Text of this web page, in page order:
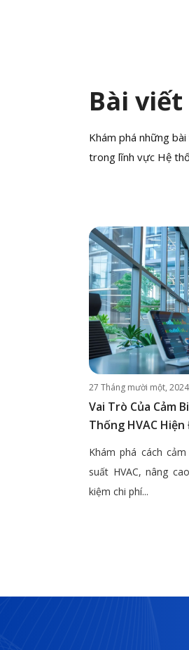
Bài viết
Khám phá những
trong lĩnh vực Hệ
27 Tháng mười một, 2024
Vai Trò Của Cảm
Thống HVAC Hiện
Khám phá cách
suất HVAC, nâng
kiệm chi phí...